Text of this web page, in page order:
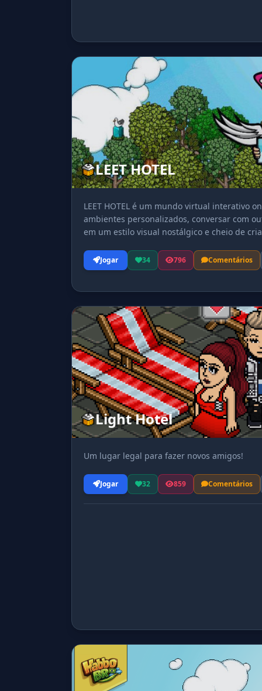
LEET HOTEL
LEET HOTEL é um mundo virtual interativo
ambientes personalizados, conversar com
em um estilo visual nostálgico e cheio de
Jogar 34 796 Comentários
Light Hotel
Um lugar legal para fazer novos amigos!
Jogar 32 859 Comentários